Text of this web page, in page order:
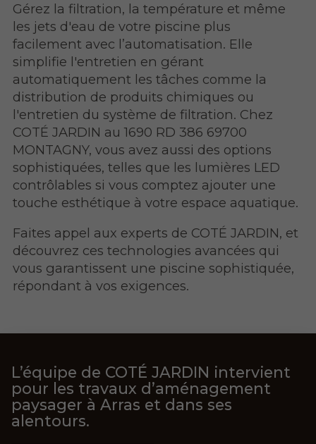
Gérez la filtration, la température et même
les jets d'eau de votre piscine plus
facilement avec l’automatisation. Elle
simplifie l'entretien en gérant
automatiquement les tâches comme la
distribution de produits chimiques ou
l'entretien du système de filtration. Chez
COTÉ JARDIN au 1690 RD 386 69700
MONTAGNY, vous avez aussi des options
sophistiquées, telles que les lumières LED
contrôlables si vous comptez ajouter une
touche esthétique à votre espace aquatique.
Faites appel aux experts de COTÉ JARDIN, et
découvrez ces technologies avancées qui
vous garantissent une piscine sophistiquée,
répondant à vos exigences.
L’équipe de COTÉ JARDIN intervient
pour les travaux d’aménagement
paysager à Arras et dans ses
alentours.